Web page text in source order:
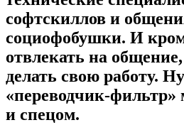
софтскиллов и
социофобушки. И
отвлекать на
делать свою работу.
«переводчик-фильтр»
и спецом.